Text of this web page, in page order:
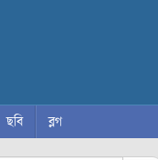
ছবি ব্লগ